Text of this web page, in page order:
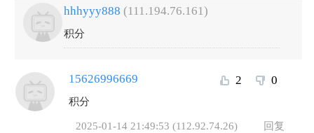
hhhyyy888 (111.194.76.161)
积分
15626996669 2 0
积分
2025-01-14 21:49:53 (112.92.74.26)
回复